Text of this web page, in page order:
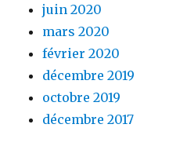
juin 2020
mars 2020
février 2020
décembre 2019
octobre 2019
décembre 2017